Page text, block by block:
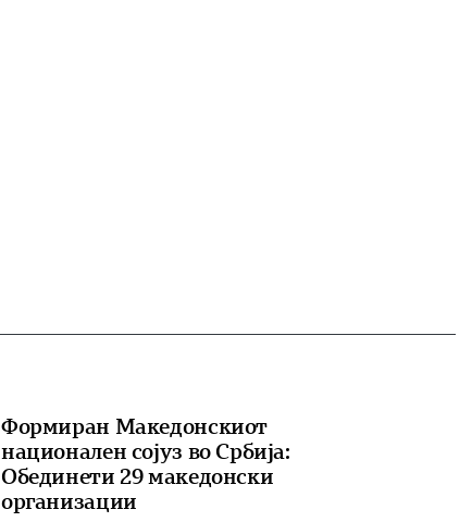
Формиран Македонскиот
национален сојуз во Србија:
Обединети 29 македонски
организации